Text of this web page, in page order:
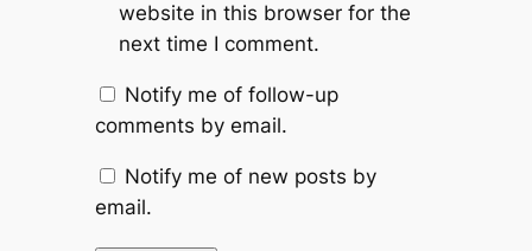
website in this browser for the
next time I comment.
Notify me of follow-up
comments by email.
Notify me of new posts by
email.